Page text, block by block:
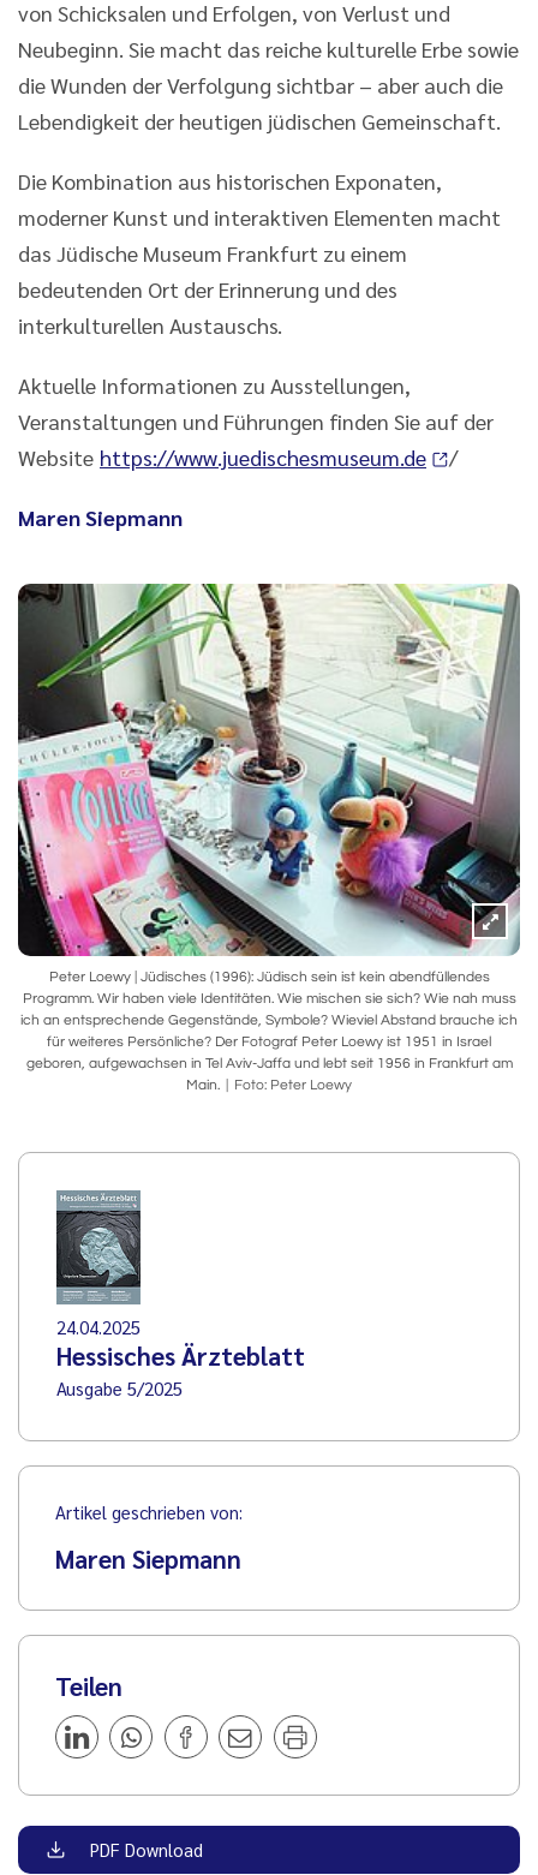
von Schicksalen und Erfolgen, von Verlust und
Neubeginn. Sie macht das reiche kulturelle Erbe sowie
die Wunden der Verfolgung sichtbar – aber auch die
Lebendigkeit der heutigen jüdischen Gemeinschaft.
Die Kombination aus historischen Exponaten,
moderner Kunst und interaktiven Elementen macht
das Jüdische Museum Frankfurt zu einem
bedeutenden Ort der Erinnerung und des
interkulturellen Austauschs.
Aktuelle Informationen zu Ausstellungen,
Veranstaltungen und Führungen finden Sie auf der
Website https://www.juedischesmuseum.de /
Maren Siepmann
Peter Loewy | Jüdisches (1996): Jüdisch sein ist kein abendfüllendes
Programm. Wir haben viele Identitäten. Wie mischen sie sich? Wie nah muss
ich an entsprechende Gegenstände, Symbole? Wieviel Abstand brauche ich
für weiteres Persönliche? Der Fotograf Peter Loewy ist 1951 in Israel
geboren, aufgewachsen in Tel Aviv-Jaffa und lebt seit 1956 in Frankfurt am
Main.
Foto: Peter Loewy
24.04.2025
Hessisches Ärzteblatt
Ausgabe 5/2025
Artikel geschrieben von:
Maren Siepmann
Teilen
PDF Download